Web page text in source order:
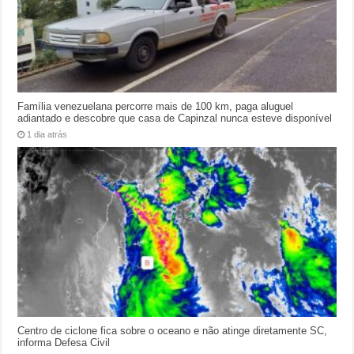
Família venezuelana percorre mais de 100 km, paga aluguel
adiantado e descobre que casa de Capinzal nunca esteve disponível
1 dia atrás
Centro de ciclone fica sobre o oceano e não atinge diretamente SC,
informa Defesa Civil